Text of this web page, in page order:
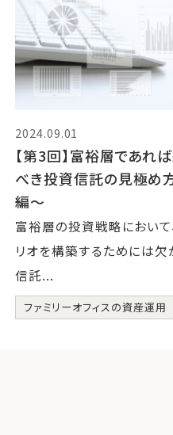
2024.09.01
【第3回】富裕層であれ
べき投資信託の見極め
編〜
富裕層の投資戦略において
リオを構築するためには
信託...
ファミリーオフィスの資産運用